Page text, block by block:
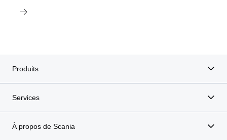
Produits
Services
À propos de Scania